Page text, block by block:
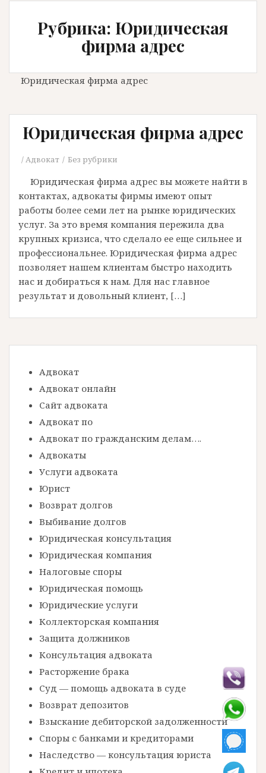
Рубрика: Юридическая
фирма адрес
Юридическая фирма адрес
Юридическая фирма адрес
Адвокат Без рубрики
Юридическая фирма адрес вы можете найти в
контактах, адвокаты фирмы имеют опыт
работы более семи лет на рынке юридических
услуг. За это время компания пережила два
крупных кризиса, что сделало ее еще сильнее и
профессиональнее. Юридическая фирма адрес
позволяет нашем клиентам быстро находить
нас и добираться к нам. Для нас главное
результат и довольный клиент, […]
Адвокат
Адвокат онлайн
Сайт адвоката
Адвокат по
Адвокат по гражданским делам….
Адвокаты
Услуги адвоката
Юрист
Возврат долгов
Выбивание долгов
Юридическая консультация
Юридическая компания
Налоговые споры
Юридическая помощь
Юридические услуги
Коллекторская компания
Защита должников
Консультация адвоката
Расторжение брака
Суд — помощь адвоката в суде
Возврат депозитов
Взыскание дебиторской задолженности
Споры с банками и кредиторами
Наследство — консультация юриста